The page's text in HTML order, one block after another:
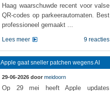
Haag waarschuwde recent voor valse
QR-codes op parkeerautomaten. Best
professioneel gemaakt ...
9 reacties
Lees meer
Apple gaat sneller patchen wegens AI
29-06-2026 door meidoorn
Op 29 mei heeft Apple updates